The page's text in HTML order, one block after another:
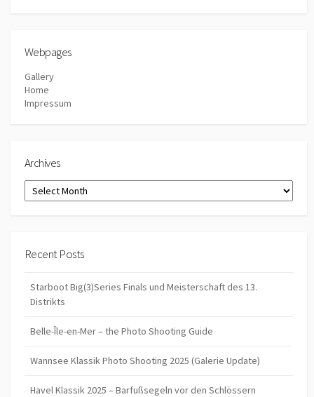
Webpages
Gallery
Home
Impressum
Archives
Archives
Recent Posts
Starboot Big(3)Series Finals und Meisterschaft des 13.
Distrikts
Belle-Île-en-Mer – the Photo Shooting Guide
Wannsee Klassik Photo Shooting 2025 (Galerie Update)
Havel Klassik 2025 – Barfußsegeln vor den Schlössern